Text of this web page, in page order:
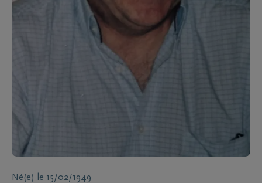
Né(e) le 15/02/1949